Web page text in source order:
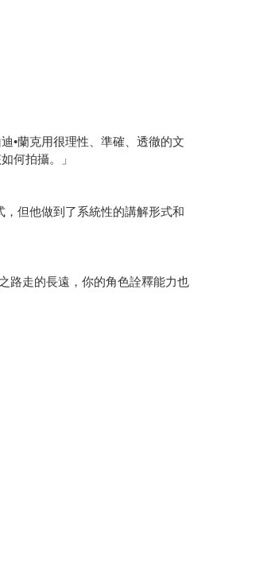
•蘭克用很理性、準確、透徹的文
何拍攝。」
但他做到了系統性的講解形式和
路走的長遠，你的角色詮釋能力也